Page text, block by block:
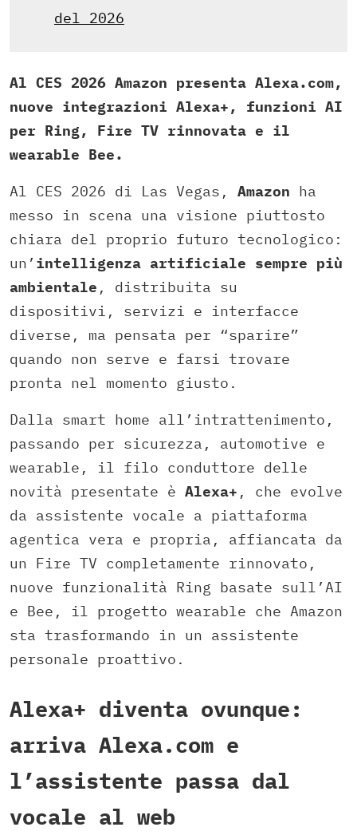
del 2026
Al CES 2026 Amazon presenta Alexa.com,
nuove integrazioni Alexa+, funzioni AI
per Ring, Fire TV rinnovata e il
wearable Bee.
Al CES 2026 di Las Vegas, Amazon ha
messo in scena una visione piuttosto
chiara del proprio futuro tecnologico:
un’ intelligenza artificiale sempre più
ambientale , distribuita su
dispositivi, servizi e interfacce
diverse, ma pensata per “sparire”
quando non serve e farsi trovare
pronta nel momento giusto.
Dalla smart home all’intrattenimento,
passando per sicurezza, automotive e
wearable, il filo conduttore delle
novità presentate è Alexa+ , che evolve
da assistente vocale a piattaforma
agentica vera e propria, affiancata da
un Fire TV completamente rinnovato,
nuove funzionalità Ring basate sull’AI
e Bee, il progetto wearable che Amazon
sta trasformando in un assistente
personale proattivo.
Alexa+ diventa ovunque:
arriva Alexa.com e
l’assistente passa dal
vocale al web